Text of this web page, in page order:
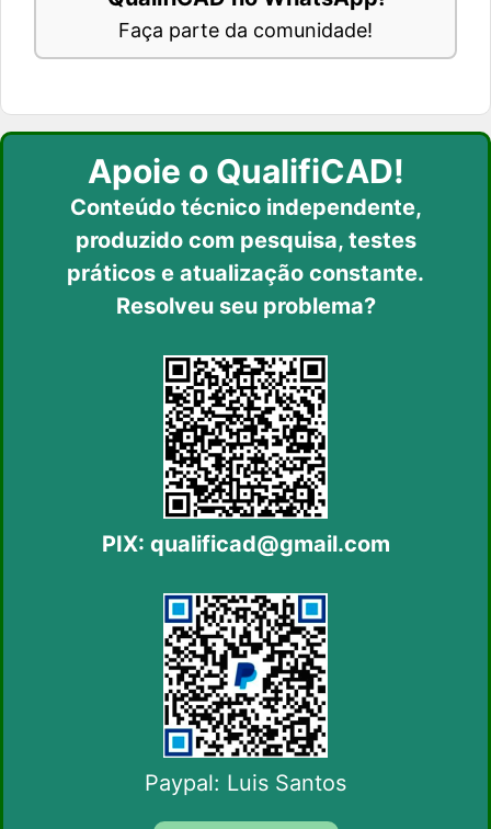
Faça parte da comunidade!
Apoie o QualifiCAD!
Conteúdo técnico independente,
produzido com pesquisa, testes
práticos e atualização constante.
Resolveu seu problema?
PIX: qualificad@gmail.com
Paypal: Luis Santos